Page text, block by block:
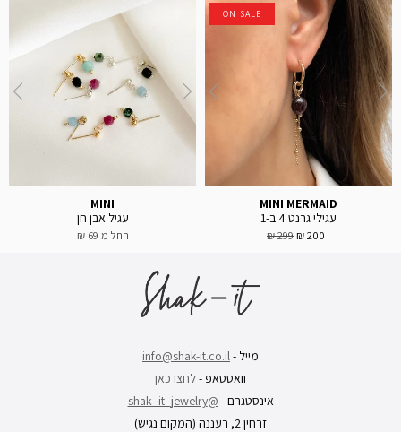
ON SALE
MINI MERMAID
עגילי גרנט 4 ב-1
200 ₪
299 ₪
MINI
עגיל אבן חן
החל מ
מייל - info@shak-it.co.il
וואטסאפ -לחצו כאן
אינסטגרם - @shak_it_jewelry
זרחין 2, רעננה (המקום נגיש)